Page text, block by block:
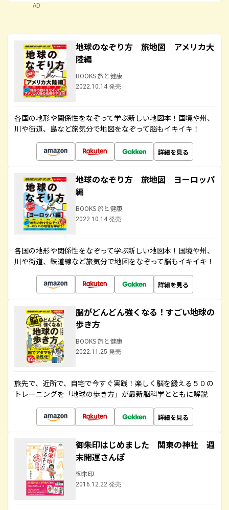
AD
地球のなぞり方 旅地図 アメリカ大
陸編
BOOKS 旅と健康
2022.10.14 発売
各国の地形や関係性をなぞって学ぶ新しい地図本！国境や州、
川や街道、島など旅気分で地図をなぞって脳もイキイキ！
詳細を見る
地球のなぞり方 旅地図 ヨーロッパ
編
BOOKS 旅と健康
2022.10.14 発売
各国の地形や関係性をなぞって学ぶ新しい地図本！国境や州、
川や街道、鉄道線など旅気分で地図をなぞって脳もイキイキ！
詳細を見る
脳がどんどん強くなる！すごい地球の
歩き方
BOOKS 旅と健康
2022.11.25 発売
旅先で、近所で、自宅で今すぐ実践！楽しく脳を鍛える５０の
トレーニングを「地球の歩き方」が最新脳科学とともに解説
詳細を見る
御朱印はじめました 関東の神社 週
末開運さんぽ
御朱印
2016.12.22 発売